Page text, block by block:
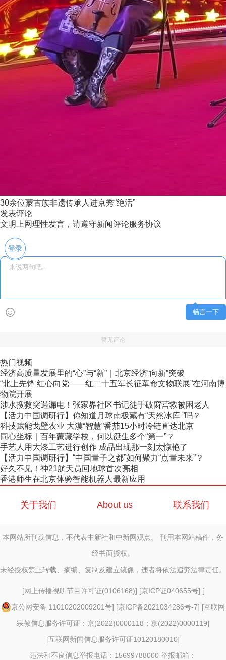
30余位蒙古族非遗传承人进京秀“绝活”
发表评论
文明上网理性发言，请遵守新闻评论服务协议
登录
畅言一下
暂无评论
热门视频
经济高质量发展里的“心”与“新”｜北京经济“向新”突破
“北上先锋 红心向党——红二十五军长征革命文物联展”在河南博
物院开展
涉水搜救突遇漏电！张家界社区书记徒手破窗营救被困老人
【活力中国调研行】你知道月球南极藏有“天然冰库 ”吗？
科技赋能戈壁农业 大漠“智慧”番茄15小时冷链直达北京
同心坐标｜百年蒙藏学校，何以诞生多个“第一”？
手艺人用大漆工艺进行创作 成品出现那一刻太惊艳了
【活力中国调研行】“中国量子之都”如何聚力“点量未来”？
好久不见！神21航天员回地球首次亮相
香港师生在北京体验智能机器人最新应用
关于我们 About us 联系我们
本网站所刊载信息，不代表中新社和中新网观点。 刊用本网站稿件，务
经书面授权。
未经授权禁止转载、摘编、复制及建立镜像，违者将依法追究法律责任。
[网上传播视听节目许可证(0106168)] [京ICP证040655号] [
京公网安备 11010202009201号] [京ICP备2021034286号-7] [互联网
宗教信息服务许可证：京(2022)0000118；京(2022)0000119]
[互联网新闻信息服务许可证10120180010]
违法和不良信息举报电话：15699788000 举报邮箱：